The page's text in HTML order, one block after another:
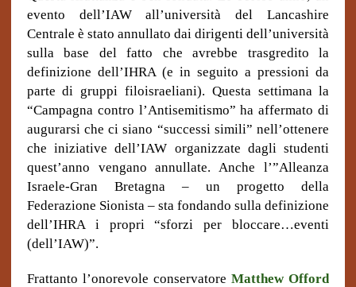
evento dell’IAW all’università del Lancashire
Centrale è stato annullato dai dirigenti dell’università
sulla base del fatto che avrebbe trasgredito la
definizione dell’IHRA (e in seguito a pressioni da
parte di gruppi filoisraeliani). Questa settimana la
“Campagna contro l’Antisemitismo” ha affermato di
augurarsi che ci siano “successi simili” nell’ottenere
che iniziative dell’IAW organizzate dagli studenti
quest’anno vengano annullate. Anche l’”Alleanza
Israele-Gran Bretagna – un progetto della
Federazione Sionista – sta fondando sulla definizione
dell’IHRA i propri “sforzi per bloccare…eventi
(dell’IAW)”.
Frattanto l’onorevole conservatoreMatthew Offord